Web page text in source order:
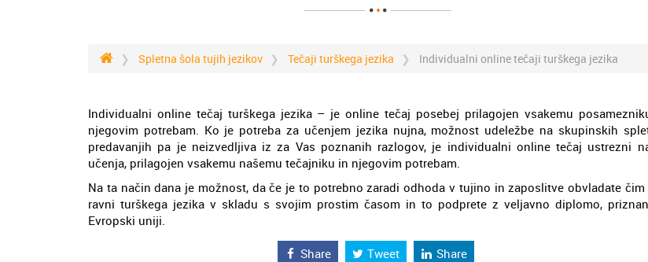
Spletna šola tujih jezikov Tečaji turškega jezika Individualni online tečaji turškega jezika
Individualni online tečaj turškega jezika – je online tečaj posebej prilagojen vsakemu
njegovim potrebam. Ko je potreba za učenjem jezika nujna, možnost udeležbe na skupinskih
predavanjih pa je neizvedljiva iz za Vas poznanih razlogov, je individualni online tečaj ustrezni
učenja, prilagojen vsakemu našemu tečajniku in njegovim potrebam.
Na ta način dana je možnost, da če je to potrebno zaradi odhoda v tujino in zaposlitve obvladate čim
ravni turškega jezika v skladu s svojim prostim časom in to podprete z veljavno diplomo,
Evropski uniji.
Share Tweet Share